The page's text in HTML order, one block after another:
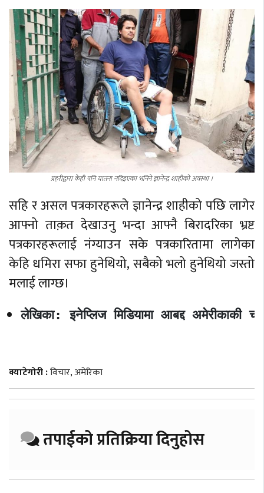
प्रहरीद्वारा केही पनि यातना नदिइएका भनिने ज्ञानेन्द्र शाहीको अवस्था ।
सहि र असल पत्रकारहरूले ज्ञानेन्द्र शाहीको पछि लागेर
आफ्नो ताक़त देखाउनु भन्दा आफ्नै बिरादरिका भ्रष्ट
पत्रकारहरूलाई नंग्याउन सके पत्रकारितामा लागेका
केहि धमिरा सफा हुनेथियो, सबैको भलो हुनेथियो जस्तो
मलाई लाग्छ।
लेखिका: इनेप्लिज मिडियामा आबद्द अमेरीकाकी
क्याटेगोरी :विचार,अमेरिका
तपाईको प्रतिक्रिया दिनुहोस